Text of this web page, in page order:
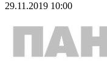
29.11.2019 10:00